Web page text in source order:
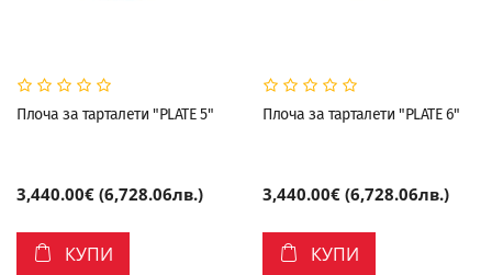
Плоча за тарталети "PLATE 5"
3,440.00€ (6,728.06лв.)
КУПИ
Плоча за тарталети "PLATE 6"
3,440.00€ (6,728.06лв.)
КУПИ